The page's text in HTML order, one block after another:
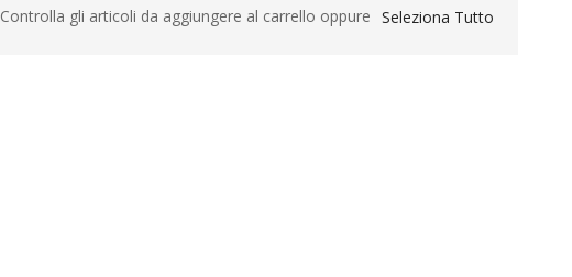
Controlla gli articoli da aggiungere al carrello oppure Seleziona Tutto